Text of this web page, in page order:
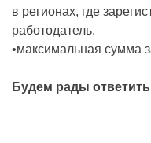
в регионах, где
работодатель.
•максимальная сумма
Будем рады